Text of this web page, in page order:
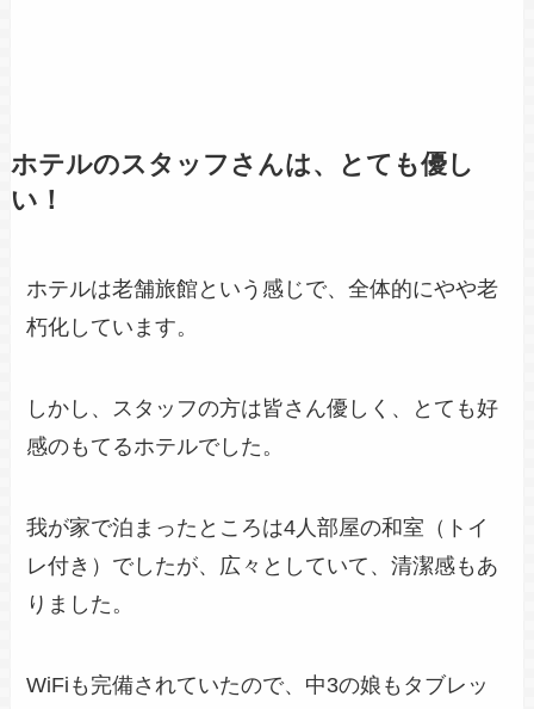
ホテルのスタッフさんは、とても優し
い！
ホテルは老舗旅館という感じで、全体的にやや老
朽化しています。
しかし、スタッフの方は皆さん優しく、とても好
感のもてるホテルでした。
我が家で泊まったところは4人部屋の和室（トイ
レ付き）でしたが、広々としていて、清潔感もあ
りました。
WiFiも完備されていたので、中3の娘もタブレッ